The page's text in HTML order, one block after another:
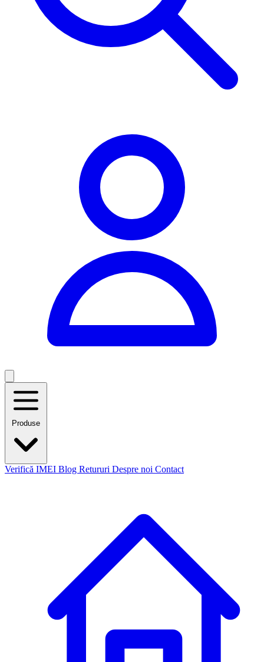
Produse
Verifică IMEI Blog Retururi Despre noi Contact